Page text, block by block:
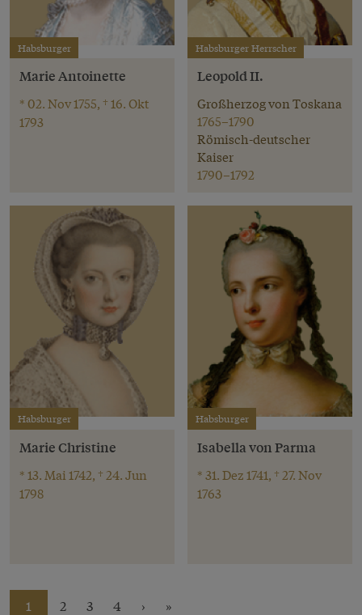
Habsburger
Marie Antoinette
* 02. Nov 1755, † 16. Okt
1793
Habsburger Herrscher
Leopold II.
Großherzog von Toskana
1765–1790
Römisch-deutscher
Kaiser
1790–1792
Habsburger
Marie Christine
* 13. Mai 1742, † 24. Jun
1798
Habsburger
Isabella von Parma
* 31. Dez 1741, † 27. Nov
1763
1 2 3 4 › »